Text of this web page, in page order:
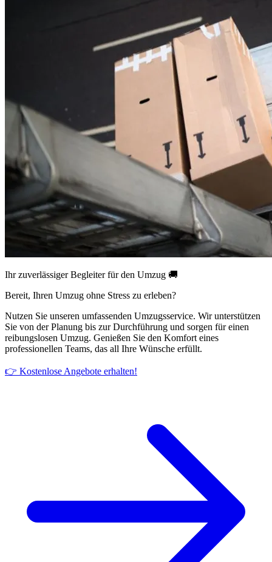
Ihr zuverlässiger Begleiter für den Umzug 🚚
Bereit, Ihren Umzug ohne Stress zu erleben?
Nutzen Sie unseren umfassenden Umzugsservice. Wir unterstützen
Sie von der Planung bis zur Durchführung und sorgen für einen
reibungslosen Umzug. Genießen Sie den Komfort eines
professionellen Teams, das all Ihre Wünsche erfüllt.
👉 Kostenlose Angebote erhalten!